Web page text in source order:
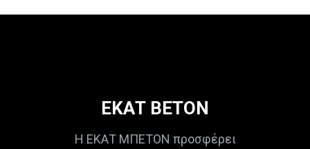
ΕΚΑΤ ΒΕΤΟΝ
Η ΕΚΑΤ ΜΠΕΤΟΝ προσφέρει